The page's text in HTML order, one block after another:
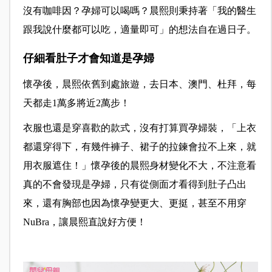
沒有咖啡因？孕婦可以喝嗎？晨熙則秉持著「我的醫生
跟我說什麼都可以吃，適量即可」的想法自在過日子。
仔細看肚子才會知道是孕婦
懷孕後，晨熙依舊到處旅遊，去日本、澳門、杜拜，每
天都走1萬多將近2萬步！
衣服也還是穿喜歡的款式，沒有打算買孕婦裝，「上衣
都還穿得下，有幾件褲子、裙子的拉鍊會拉不上來，就
用衣服遮住！」懷孕後的晨熙身材變化不大，不注意看
真的不會發現是孕婦，只有從側面才看得到肚子凸出
來，還有胸部也因為懷孕變更大、更挺，甚至不用穿
NuBra，讓晨熙直說好方便！